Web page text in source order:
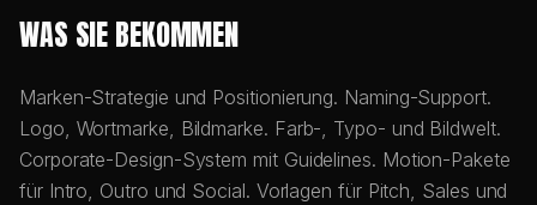
WAS SIE BEKOMMEN
Marken-Strategie und Positionierung. Naming-Support.
Logo, Wortmarke, Bildmarke. Farb-, Typo- und Bildwelt.
Corporate-Design-System mit Guidelines. Motion-Pakete
für Intro, Outro und Social. Vorlagen für Pitch, Sales und